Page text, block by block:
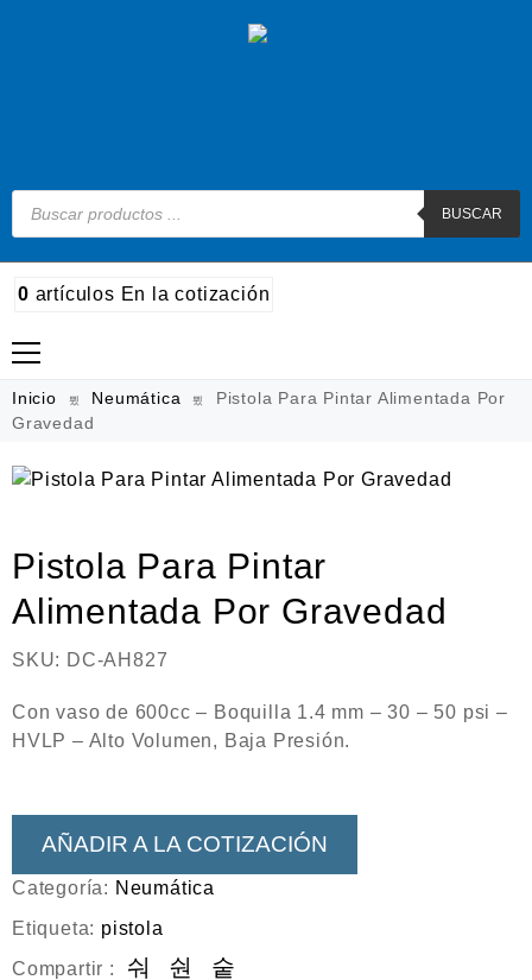
BUSCAR
0 artículos En la cotización
Madera
Automotriz e hidráulico
Ferretería
Mezcladoras
Campismo
Inicio Neumática
Pistola Para Pintar Alimentada Por
Gravedad
Pistola Para Pintar
Alimentada Por Gravedad
SKU: DC-AH827
Con vaso de 600cc – Boquilla 1.4 mm – 30 – 50 psi –
HVLP – Alto Volumen, Baja Presión.
AÑADIR A LA COTIZACIÓN
Categoría: Neumática
Etiqueta: pistola
Compartir :